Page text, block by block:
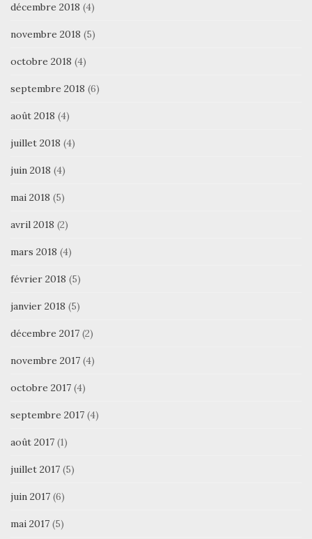
décembre 2018 (4)
novembre 2018 (5)
octobre 2018 (4)
septembre 2018 (6)
août 2018 (4)
juillet 2018 (4)
juin 2018 (4)
mai 2018 (5)
avril 2018 (2)
mars 2018 (4)
février 2018 (5)
janvier 2018 (5)
décembre 2017 (2)
novembre 2017 (4)
octobre 2017 (4)
septembre 2017 (4)
août 2017 (1)
juillet 2017 (5)
juin 2017 (6)
mai 2017 (5)